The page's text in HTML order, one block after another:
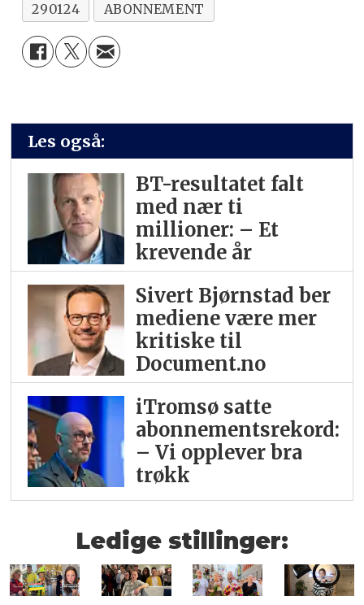
290124
ABONNEMENT
Les også:
BT-resultatet falt
med nær ti
millioner: – Et
krevende år
Sivert Bjørnstad ber
mediene være mer
kritiske til
Document.no
iTromsø satte
abonnementsrekord:
– Vi opplever bra
trøkk
Ledige stillinger: